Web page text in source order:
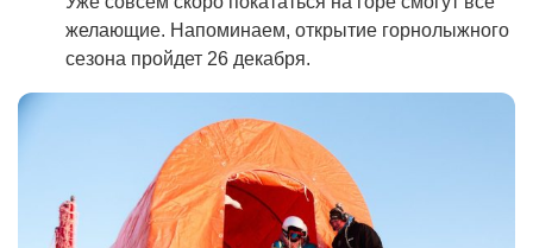
желающие. Напоминаем, открытие горнолыжного
сезона пройдет 26 декабря.